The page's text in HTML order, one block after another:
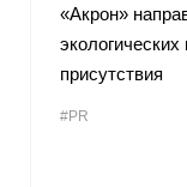
«Акрон»
присутствия
#PR